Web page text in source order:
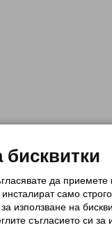
на бисквитки (Cookies)
данни
Политика за
данни на програма
бисквитки
да
само
използване на
съгласието си за